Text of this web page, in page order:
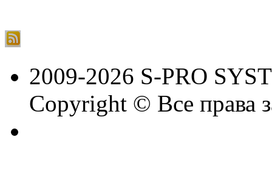
2009-2026 S-PRO
Copyright © Все права